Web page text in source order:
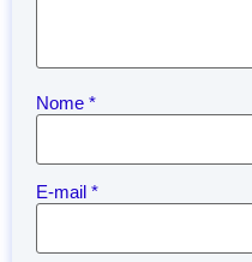
Nome *
E-mail *